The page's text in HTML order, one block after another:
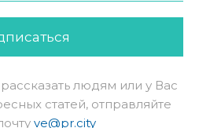
людям или у Вас
статей, отправляйте
ve@pr.city